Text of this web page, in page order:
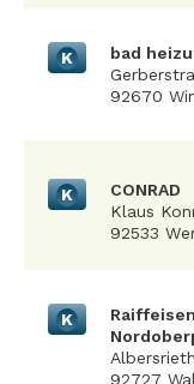
K
bad
92670
K
CONRAD
Klaus
92533
K
92727